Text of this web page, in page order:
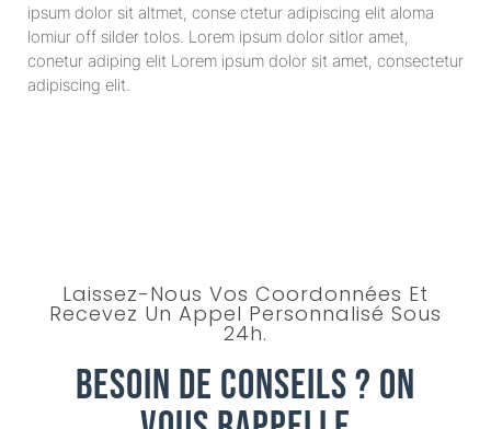
ipsum dolor sit altmet, conse ctetur adipiscing elit aloma
lomiur off silder tolos. Lorem ipsum dolor sitlor amet,
conetur adiping elit Lorem ipsum dolor sit amet, consectetur
adipiscing elit.
Laissez-Nous Vos Coordonnées Et
Recevez Un Appel Personnalisé Sous
24h.
Besoin De Conseils ? On